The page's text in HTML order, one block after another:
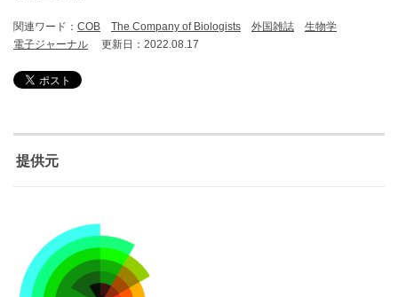
関連ワード： COB The Company of Biologists 外国雑誌
生物学
電子ジャーナル
更新日：2022.08.17
提供元